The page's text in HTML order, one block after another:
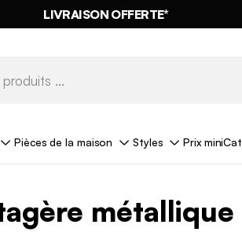
LIVRAISON OFFERTE*
Pièces de la maison Styles Prix mini
métallique